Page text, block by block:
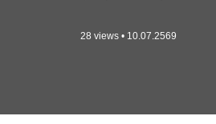
28 views • 10.07.2569